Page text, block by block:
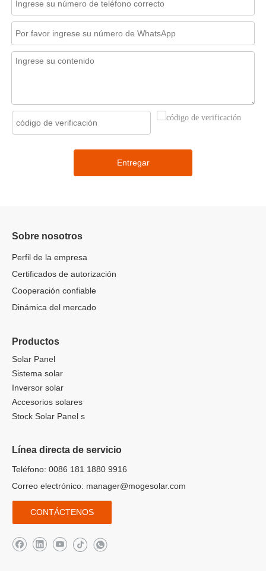
Entregar
Sobre nosotros
Perfil de la empresa
Certificados de autorización
Cooperación confiable
Dinámica del mercado
Productos
Solar Panel
Sistema solar
Inversor solar
Accesorios solares
Stock Solar Panel s
Línea directa de servicio
Teléfono: 0086 181 1880 9916
Correo electrónico: manager@mogesolar.com
CONTÁCTENOS